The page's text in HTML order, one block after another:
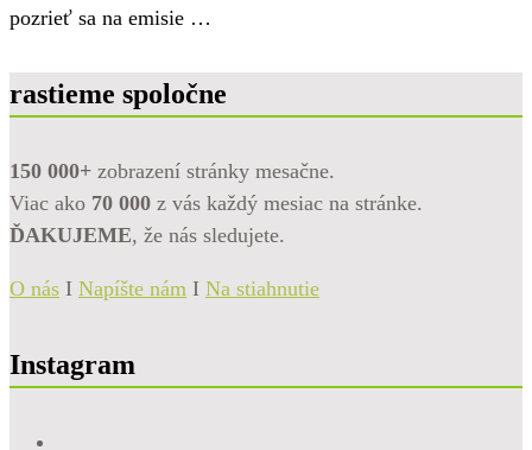
pozrieť sa na emisie …
rastieme spoločne
150 000+ zobrazení stránky mesačne.
Viac ako 70 000 z vás každý mesiac na stránke.
ĎAKUJEME, že nás sledujete.
O nás I Napíšte nám I Na stiahnutie
Instagram